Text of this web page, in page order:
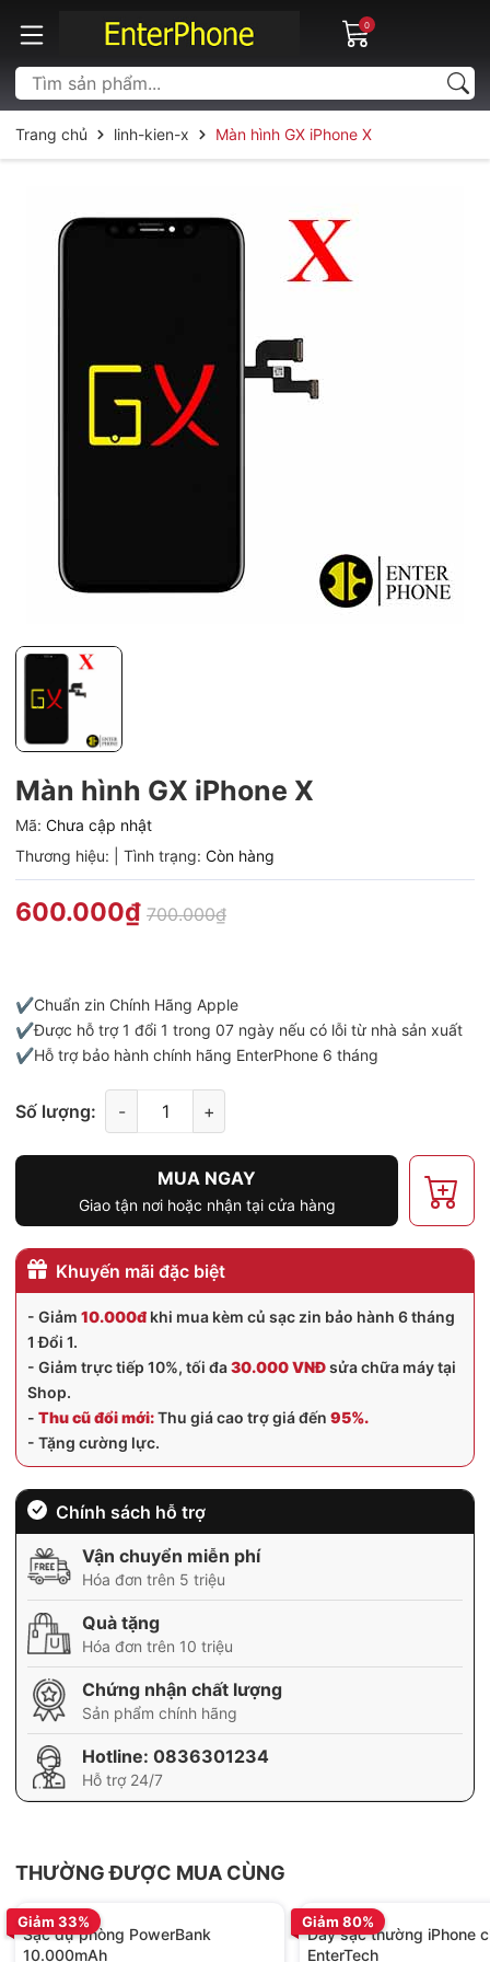
0
Trang chủ linh-kien-x Màn hình GX iPhone X
Màn hình GX iPhone X
Mã: Chưa cập nhật
Thương hiệu:
Tình trạng: Còn hàng
600.000₫ 700.000₫
✔️Chuẩn zin Chính Hãng Apple
✔️Được hỗ trợ 1 đổi 1 trong 07 ngày nếu có lỗi từ nhà sản xuất
✔️Hỗ trợ bảo hành chính hãng EnterPhone 6 tháng
Số lượng: - +
MUA NGAY
Giao tận nơi hoặc nhận tại cửa hàng
Khuyến mãi đặc biệt
- Giảm 10.000đ khi mua kèm củ sạc zin bảo hành 6 tháng
1 Đổi 1.
- Giảm trực tiếp 10%, tối đa30.000 VNĐsửa chữa máy tại
Shop.
- Thu cũ đổi mới:Thu giá cao trợ giá đến 95%.
- Tặng cường lực.
Chính sách hỗ trợ
Vận chuyển miễn phí
Hóa đơn trên 5 triệu
Quà tặng
Hóa đơn trên 10 triệu
Chứng nhận chất lượng
Sản phẩm chính hãng
Hotline: 0836301234
Hỗ trợ 24/7
THƯỜNG ĐƯỢC MUA CÙNG
Giảm 33%
BH 12 tháng
Sạc dự phòng PowerBank
10.000mAh
Giảm 80%
Dây sạc thường iPhone
EnterTech